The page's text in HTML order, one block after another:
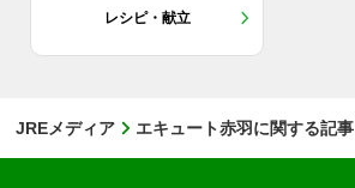
レシピ・献立
JREメディア エキュート赤羽に関する記事